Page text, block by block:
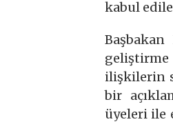
kabul
ilişkilerin
bir
üyeleri ile